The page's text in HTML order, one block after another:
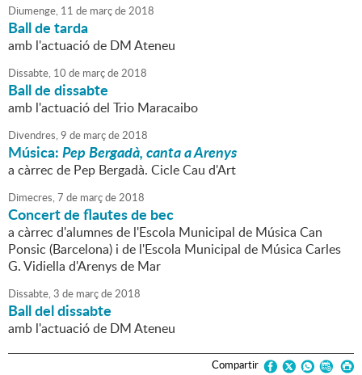
Diumenge, 11 de marçde2018
Ball de tarda
amb l'actuació de DM Ateneu
Dissabte, 10 de marçde2018
Ball de dissabte
amb l'actuació del Trio Maracaibo
Divendres,9 de marçde2018
Música:Pep Bergadà, canta a Arenys
a càrrec de Pep Bergadà. Cicle Cau d'Art
Dimecres,7 de marçde2018
Concert de flautes de bec
a càrrec d'alumnes de l'Escola Municipal de Música Can
Ponsic (Barcelona) i de l'Escola Municipal de Música Carles
G. Vidiella d'Arenys de Mar
Dissabte,3 de marçde2018
Ball del dissabte
amb l'actuació de DM Ateneu
Compartir